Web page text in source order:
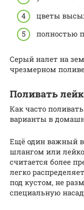
цветы
полностью
Серый налет на
чрезмерном
Поливать
Как часто
варианты в
Ещё один важный
шлангом или
считается более
легко
под кустом, не
специальную